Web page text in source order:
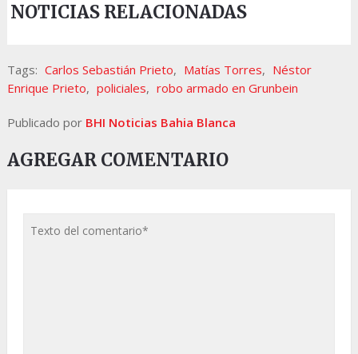
NOTICIAS RELACIONADAS
Tags: Carlos Sebastián Prieto, Matías Torres, Néstor
Enrique Prieto, policiales, robo armado en Grunbein
Publicado por BHI Noticias Bahia Blanca
AGREGAR COMENTARIO